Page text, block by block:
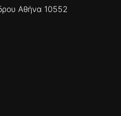
Αθήνα 10552